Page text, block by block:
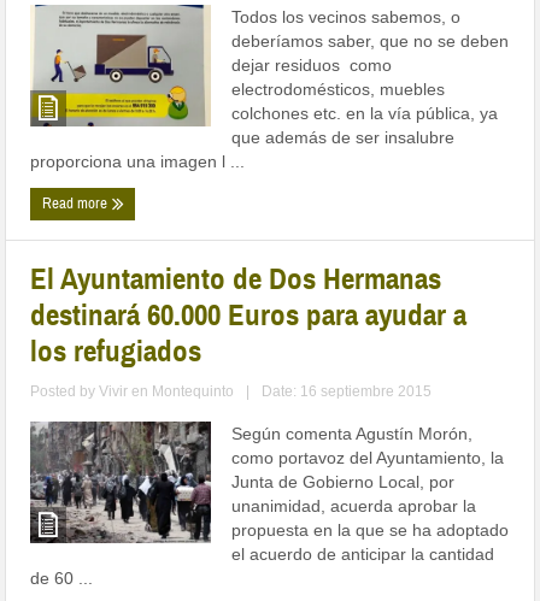
Todos los vecinos sabemos, o
deberíamos saber, que no se deben
dejar residuos como
electrodomésticos, muebles
colchones etc. en la vía pública, ya
que además de ser insalubre
proporciona una imagen l ...
Read more
El Ayuntamiento de Dos Hermanas
destinará 60.000 Euros para ayudar a
los refugiados
Posted byVivir en Montequinto Date: 16 septiembre 2015
Según comenta Agustín Morón,
como portavoz del Ayuntamiento, la
Junta de Gobierno Local, por
unanimidad, acuerda aprobar la
propuesta en la que se ha adoptado
el acuerdo de anticipar la cantidad
de 60 ...